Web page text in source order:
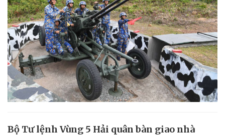
Bộ Tư lệnh Vùng 5 Hải quân bàn giao nhà